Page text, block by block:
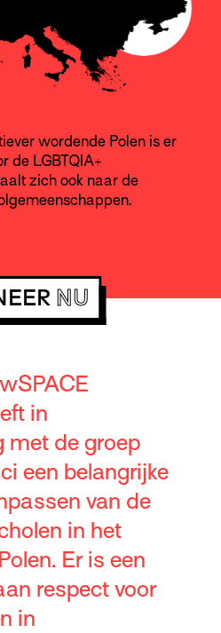
wordende Polen is er
de LGBTQIA+
zich ook naar de
NU
in
met de groep
een belangrijke
van de
in het
Er is een
respect voor
in